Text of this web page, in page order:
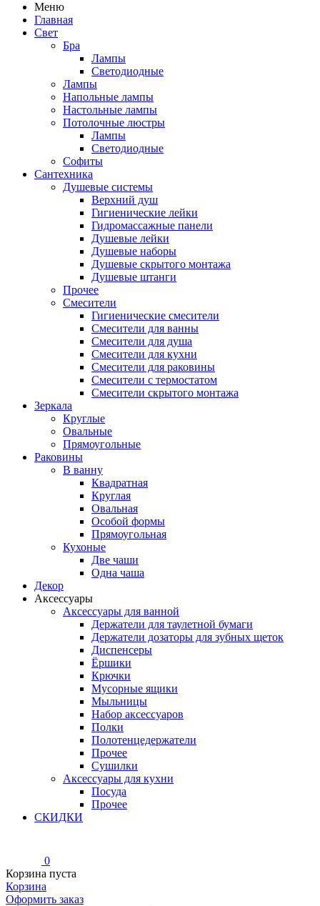
Меню
Главная
Свет
Бра
Лампы
Светодиодные
Лампы
Напольные лампы
Настольные лампы
Потолочные люстры
Лампы
Светодиодные
Софиты
Сантехника
Душевые системы
Верхний душ
Гигиенические лейки
Гидромассажные панели
Душевые лейки
Душевые наборы
Душевые скрытого монтажа
Душевые штанги
Прочее
Смесители
Гигиенические смесители
Смесители для ванны
Смесители для душа
Смесители для кухни
Смесители для раковины
Смесители с термостатом
Смесители скрытого монтажа
Зеркала
Круглые
Овальные
Прямоугольные
Раковины
В ванну
Квадратная
Круглая
Овальная
Особой формы
Прямоугольная
Кухоные
Две чаши
Одна чаша
Декор
Аксессуары
Аксессуары для ванной
Держатели для таулетной бумаги
Держатели дозаторы для зубных щеток
Диспенсеры
Ёршики
Крючки
Мусорные ящики
Мыльницы
Набор аксессуаров
Полки
Полотенцедержатели
Прочее
Сушилки
Аксессуары для кухни
Посуда
Прочее
СКИДКИ
0
Корзина пуста
Корзина
Оформить заказ